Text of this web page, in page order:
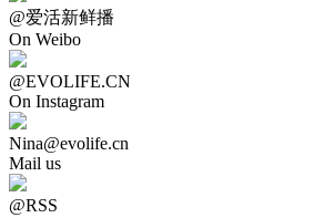
@爱活新鲜播
On Weibo
@EVOLIFE.CN
On Instagram
Nina@evolife.cn
Mail us
@RSS